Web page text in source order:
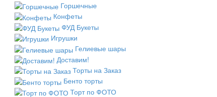
Горшечные
Конфеты
ФУД Букеты
Игрушки
Гелиевые шары
Доставим!
Торты на Заказ
Бенто торты
Торт по ФОТО